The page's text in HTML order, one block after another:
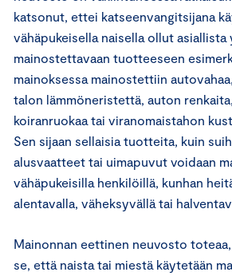
katsonut, ettei katseenvangitsijana
vähäpukeisella naisella ollut
mainostettavaan tuotteeseen
mainoksessa mainostettiin
talon lämmöneristettä, auton
koiranruokaa tai viranomaistahon
Sen sijaan sellaisia tuotteita, kuin
alusvaatteet tai uimapuvut voidaan
vähäpukeisilla henkilöillä, kunhan
alentavalla, väheksyvällä tai
Mainonnan eettinen neuvosto
se, että naista tai miestä käytetään